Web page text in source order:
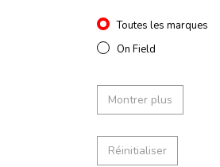
Toutes les marques
On Field
Montrer plus
Réinitialiser